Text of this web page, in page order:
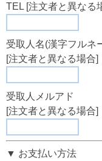
TEL [注文者と異なる
受取人名(漢字フルネ
[注文者と異なる場合]
受取人メルアド
[注文者と異なる場合]
▼ お支払い方法